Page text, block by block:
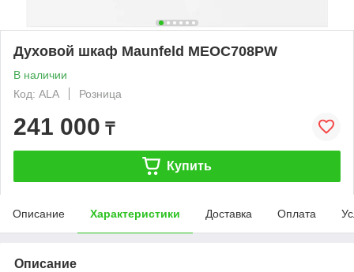
Духовой шкаф Maunfeld MEOC708PW
В наличии
Код: ALA
Розница
241 000 ₸
Купить
Описание Характеристики Доставка Оплата
Описание